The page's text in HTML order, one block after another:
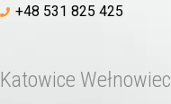
+48 531 825 425
Katowice Wełnowiec